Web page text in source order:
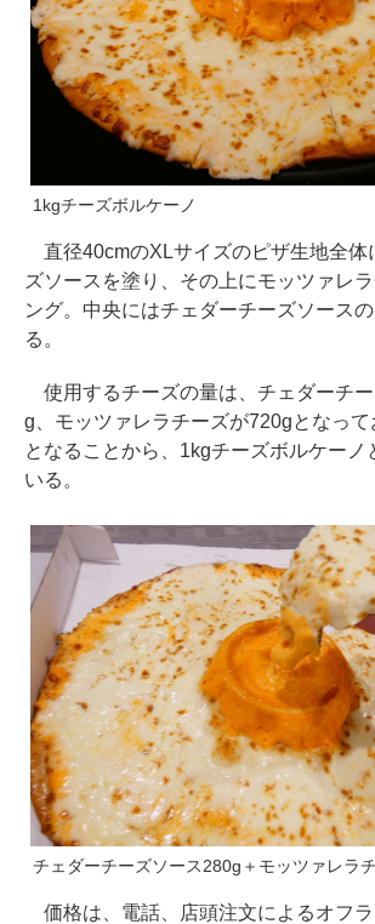
1kgチーズボルケーノ
直径40cmのXLサイズのピザ生地全体
ズソースを塗り、その上にモッツァレ
ング。中央にはチェダーチーズソース
る。
使用するチーズの量は、チェダーチ
g、モッツァレラチーズが720gとなっ
となることから、1kgチーズボルケーノ
いる。
チェダーチーズソース280g＋モッツァレラ
価格は、電話、店頭注文によるオフラ